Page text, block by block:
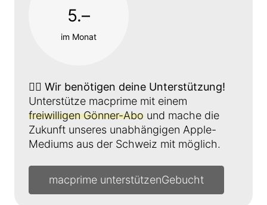
5.–
im Monat
👉🏼 Wir benötigen deine Unterstützung!
Unterstütze macprime mit einem
freiwilligen Gönner-Abo und mache die
Zukunft unseres unabhängigen Apple-
Mediums aus der Schweiz mit möglich.
macprime unterstützen